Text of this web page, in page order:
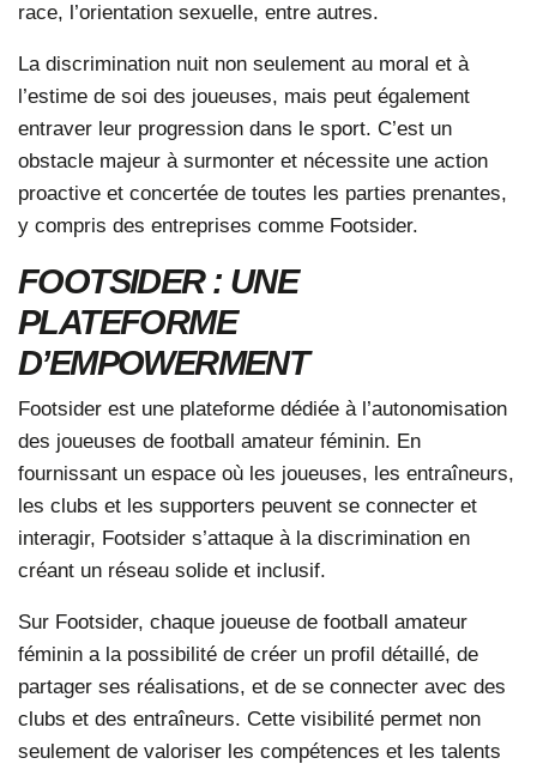
race, l’orientation sexuelle, entre autres.
La discrimination nuit non seulement au moral et à
l’estime de soi des joueuses, mais peut également
entraver leur progression dans le sport. C’est un
obstacle majeur à surmonter et nécessite une action
proactive et concertée de toutes les parties prenantes,
y compris des entreprises comme Footsider.
FOOTSIDER: UNE
PLATEFORME
D’EMPOWERMENT
Footsider est une plateforme dédiée à l’autonomisation
des joueuses de football amateur féminin. En
fournissant un espace où les joueuses, les entraîneurs,
les clubs et les supporters peuvent se connecter et
interagir, Footsider s’attaque à la discrimination en
créant un réseau solide et inclusif.
Sur Footsider, chaque joueuse de football amateur
féminin a la possibilité de créer un profil détaillé, de
partager ses réalisations, et de se connecter avec des
clubs et des entraîneurs. Cette visibilité permet non
seulement de valoriser les compétences et les talents